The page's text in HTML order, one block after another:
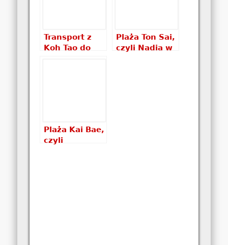
Transport z
Koh Tao do
Plaża Ton Sai,
czyli Nadia w
Plaża Kai Bae,
czyli